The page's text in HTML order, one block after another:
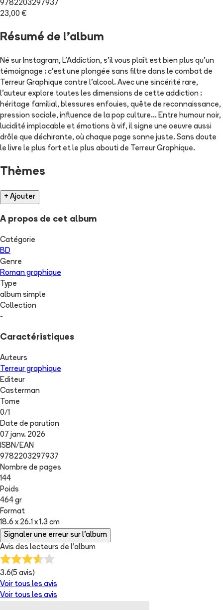
9782203297937
23,00 €
Résumé de l'album
Né sur Instagram, L'Addiction, s'il vous plaît est bien plus qu'un
témoignage : c'est une plongée sans filtre dans le combat de
Terreur Graphique contre l'alcool. Avec une sincérité rare,
l'auteur explore toutes les dimensions de cette addiction :
héritage familial, blessures enfouies, quête de reconnaissance,
pression sociale, influence de la pop culture... Entre humour noir,
lucidité implacable et émotions à vif, il signe une oeuvre aussi
drôle que déchirante, où chaque page sonne juste. Sans doute
le livre le plus fort et le plus abouti de Terreur Graphique.
Thèmes
+ Ajouter
A propos de cet album
Catégorie
BD
Genre
Roman graphique
Type
album simple
Collection
-
Caractéristiques
Auteurs
Terreur graphique
Editeur
Casterman
Tome
0/1
Date de parution
07 janv. 2026
ISBN/EAN
9782203297937
Nombre de pages
144
Poids
464 gr
Format
18.6 x 26.1 x 1.3 cm
Signaler une erreur sur l'album
Avis des lecteurs de l'album
3.6(5 avis)
Voir tous les avis
Voir tous les avis